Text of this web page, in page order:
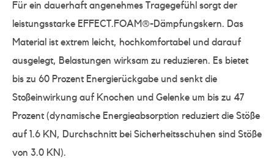
Für ein dauerhaft angenehmes Tragegefühl sorgt der
leistungsstarke EFFECT.FOAM®-Dämpfungskern. Das
Material ist extrem leicht, hochkomfortabel und darauf
ausgelegt, Belastungen wirksam zu reduzieren. Es bietet
bis zu 60 Prozent Energierückgabe und senkt die
Stoßeinwirkung auf Knochen und Gelenke um bis zu 47
Prozent (dynamische Energieabsorption reduziert die Stöße
auf 1.6 KN, Durchschnitt bei Sicherheitsschuhen sind Stöße
von 3.0 KN).